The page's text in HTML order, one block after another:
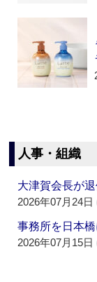
人事・組織
大津賀会長が
2026年07月24日
事務所を日本
2026年07月15日